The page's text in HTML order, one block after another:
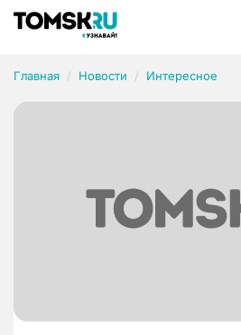
Главная Новости Интересное